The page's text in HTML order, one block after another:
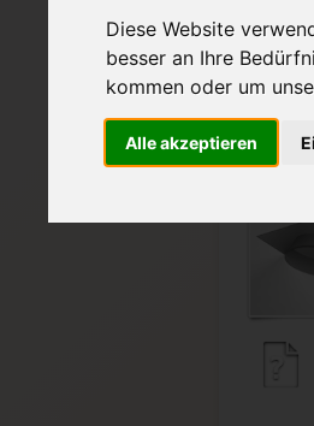
Diese Website
besser an Ihre
kommen oder um
Alle akzeptieren